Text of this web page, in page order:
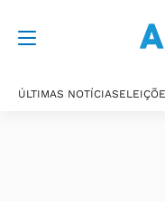
ÚLTIMAS NOTÍCIAS